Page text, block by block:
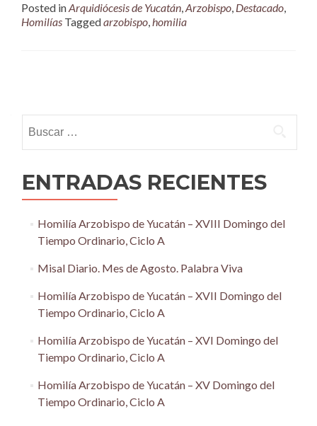
Posted inArquidiócesis de Yucatán,Arzobispo, Destacado,
Homilías Taggedarzobispo,homilia
navigation
ENTRADAS RECIENTES
Homilía Arzobispo de Yucatán – XVIII Domingo del
Tiempo Ordinario, Ciclo A
Misal Diario. Mes de Agosto. Palabra Viva
Homilía Arzobispo de Yucatán – XVII Domingo del
Tiempo Ordinario, Ciclo A
Homilía Arzobispo de Yucatán – XVI Domingo del
Tiempo Ordinario, Ciclo A
Homilía Arzobispo de Yucatán – XV Domingo del
Tiempo Ordinario, Ciclo A